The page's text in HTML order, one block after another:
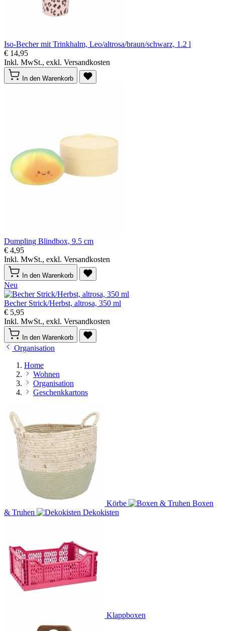
Iso-Becher mit Trinkhalm, Leo/altrosa/braun/schwarz, 1.2 l
€ 14,95
Inkl. MwSt., exkl. Versandkosten
In den Warenkorb
Dumpling Blindbox, 9.5 cm
€ 4,95
Inkl. MwSt., exkl. Versandkosten
In den Warenkorb
Neu
Becher Strick/Herbst, altrosa, 350 ml
€ 5,95
Inkl. MwSt., exkl. Versandkosten
In den Warenkorb
Organisation
Home
Wohnen
Organisation
Geschenkkartons
Körbe
Boxen
& Truhen
Dekokisten
Klappboxen